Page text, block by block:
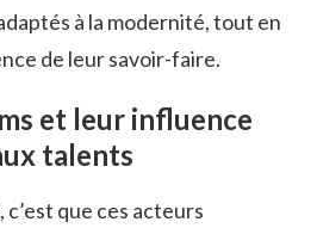
à la modernité, tout en
de leur savoir-faire.
et leur influence
talents
que ces acteurs